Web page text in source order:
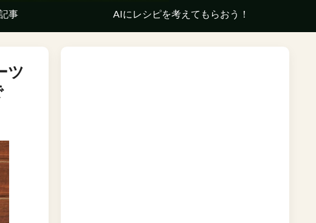
事 AIにレシピを考えてもらおう！
ツ